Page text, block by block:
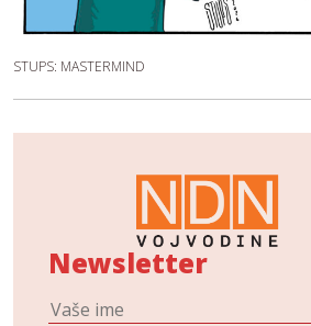
STUPS: MASTERMIND
Newsletter